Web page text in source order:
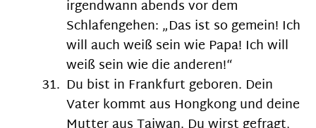
irgendwann abends vor dem
Schlafengehen: „Das ist so gemein! Ich
will auch weiß sein wie Papa! Ich will
weiß sein wie die anderen!“
Du bist in Frankfurt geboren. Dein
Vater kommt aus Hongkong und deine